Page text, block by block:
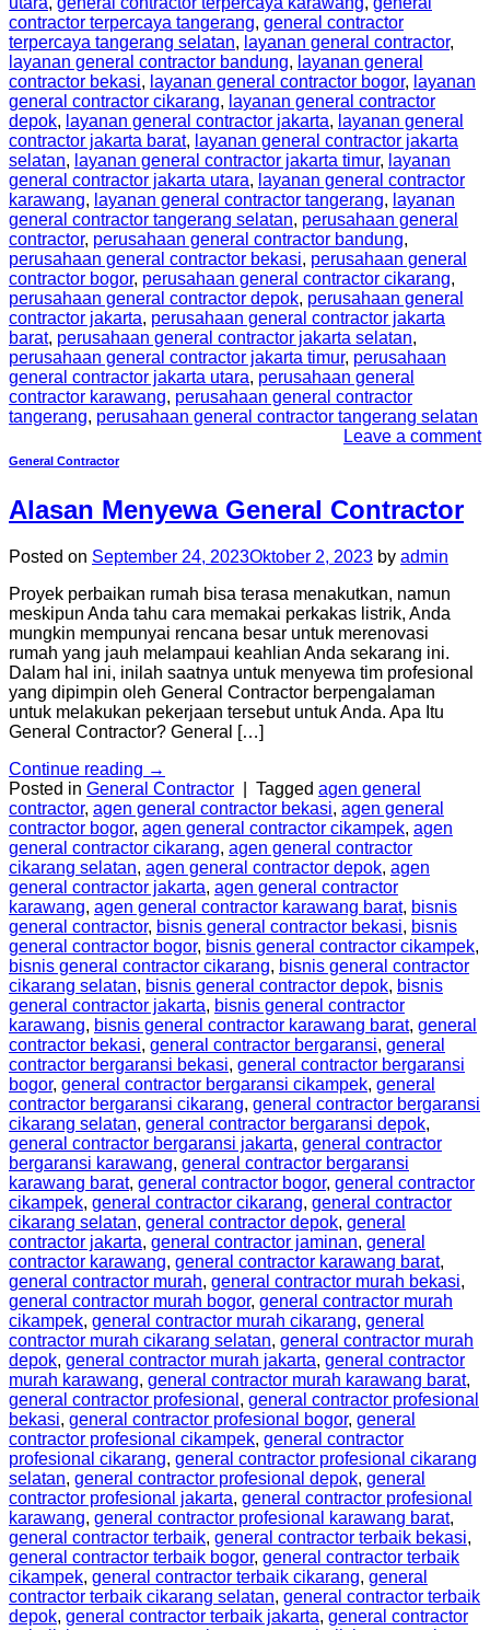
contractor terpercaya tangerang, general contractor
terpercaya tangerang selatan, layanan general contractor,
layanan general contractor bandung, layanan general
contractor bekasi, layanan general contractor bogor, layanan
general contractor cikarang, layanan general contractor
depok, layanan general contractor jakarta, layanan general
contractor jakarta barat, layanan general contractor jakarta
selatan, layanan general contractor jakarta timur, layanan
general contractor jakarta utara, layanan general contractor
karawang, layanan general contractor tangerang, layanan
general contractor tangerang selatan, perusahaan general
contractor, perusahaan general contractor bandung,
perusahaan general contractor bekasi, perusahaan general
contractor bogor, perusahaan general contractor cikarang,
perusahaan general contractor depok, perusahaan general
contractor jakarta, perusahaan general contractor jakarta
barat, perusahaan general contractor jakarta selatan,
perusahaan general contractor jakarta timur, perusahaan
general contractor jakarta utara, perusahaan general
contractor karawang, perusahaan general contractor
tangerang, perusahaan general contractor tangerang selatan
Leave a comment
General Contractor
Alasan Menyewa General Contractor
Posted on September 24, 2023Oktober 2, 2023 by admin
Proyek perbaikan rumah bisa terasa menakutkan, namun
meskipun Anda tahu cara memakai perkakas listrik, Anda
mungkin mempunyai rencana besar untuk merenovasi
rumah yang jauh melampaui keahlian Anda sekarang ini.
Dalam hal ini, inilah saatnya untuk menyewa tim profesional
yang dipimpin oleh General Contractor berpengalaman
untuk melakukan pekerjaan tersebut untuk Anda. Apa Itu
General Contractor? General […]
Continue reading →
Posted in General Contractor Tagged agen general
contractor, agen general contractor bekasi, agen general
contractor bogor, agen general contractor cikampek, agen
general contractor cikarang, agen general contractor
cikarang selatan, agen general contractor depok, agen
general contractor jakarta, agen general contractor
karawang, agen general contractor karawang barat, bisnis
general contractor, bisnis general contractor bekasi, bisnis
general contractor bogor, bisnis general contractor cikampek,
bisnis general contractor cikarang, bisnis general contractor
cikarang selatan, bisnis general contractor depok, bisnis
general contractor jakarta, bisnis general contractor
karawang, bisnis general contractor karawang barat, general
contractor bekasi, general contractor bergaransi, general
contractor bergaransi bekasi, general contractor bergaransi
bogor, general contractor bergaransi cikampek, general
contractor bergaransi cikarang, general contractor bergaransi
cikarang selatan, general contractor bergaransi depok,
general contractor bergaransi jakarta, general contractor
bergaransi karawang, general contractor bergaransi
karawang barat, general contractor bogor, general contractor
cikampek, general contractor cikarang, general contractor
cikarang selatan, general contractor depok, general
contractor jakarta, general contractor jaminan, general
contractor karawang, general contractor karawang barat,
general contractor murah, general contractor murah bekasi,
general contractor murah bogor, general contractor murah
cikampek, general contractor murah cikarang, general
contractor murah cikarang selatan, general contractor murah
depok, general contractor murah jakarta, general contractor
murah karawang, general contractor murah karawang barat,
general contractor profesional , general contractor profesional
bekasi, general contractor profesional bogor, general
contractor profesional cikampek, general contractor
profesional cikarang, general contractor profesional cikarang
selatan, general contractor profesional depok, general
contractor profesional jakarta, general contractor profesional
karawang, general contractor profesional karawang barat,
general contractor terbaik, general contractor terbaik bekasi,
general contractor terbaik bogor, general contractor terbaik
cikampek, general contractor terbaik cikarang, general
contractor terbaik cikarang selatan, general contractor terbaik
depok, general contractor terbaik jakarta, general contractor